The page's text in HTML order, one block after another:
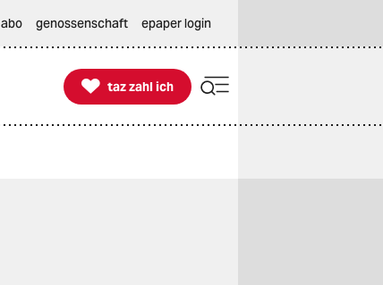
abo genossenschaft epaper login

taz zahl ich
taz zahl ich